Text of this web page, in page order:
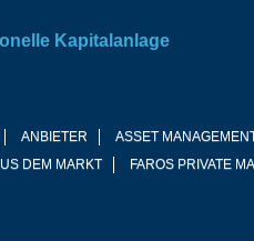
ANBIETER ASSET
DEM MARKT
FAROS PRIVATE
Kapitalanlage